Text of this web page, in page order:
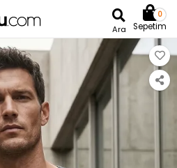
Ara
0
Sepetim